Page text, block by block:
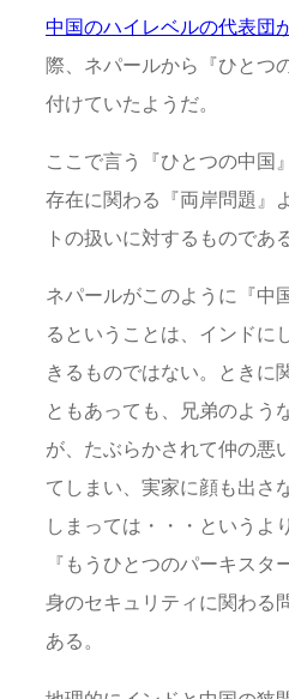
中国のハイレベルの代表団
際、ネパールから『ひとつ
付けていたようだ。
ここで言う『ひとつの中国
存在に関わる『両岸問題』
トの扱いに対するものであ
ネパールがこのように『中
るということは、インドに
きるものではない。ときに
ともあっても、兄弟のよう
が、たぶらかされて仲の悪
てしまい、実家に顔も出さ
しまっては・・・というよ
『もうひとつのパーキスタ
身のセキュリティに関わる
ある。